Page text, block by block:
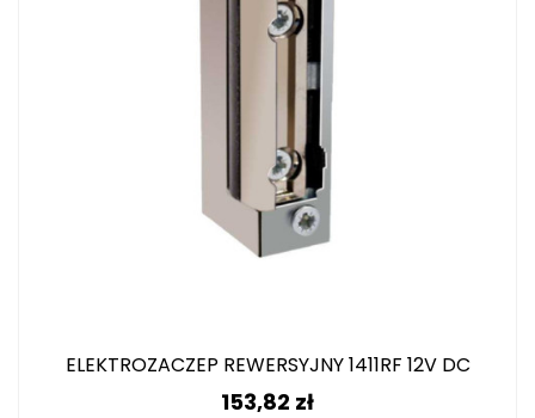
ELEKTROZACZEP REWERSYJNY 1411RF 12V DC
Cena
153,82 zł